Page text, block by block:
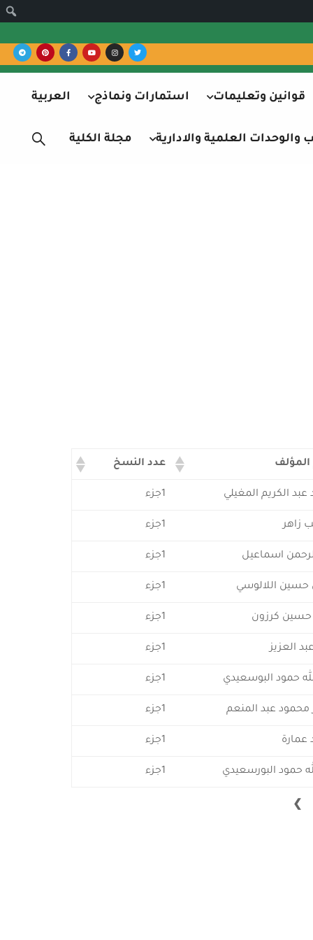
قوانين وتعليمات استمارات ونماذج العربية
العلمية والادارية مجلة الكلية
عدد النسخ
الكريم المغيلي 1جزء
زاهر 1جزء
اسماعيل 1جزء
حسين اللالوسي 1جزء
حسين كرزون 1جزء
العزيز 1جزء
حمود البوسعيدي 1جزء
محمود عبد المنعم 1جزء
عمارة 1جزء
حمود البورسعيدي 1جزء
❯